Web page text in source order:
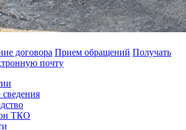
договора Прием обращений Получать
почту
ТКО